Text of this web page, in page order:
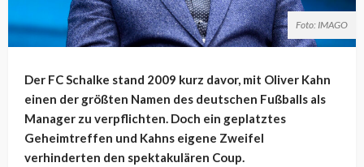
Foto: IMAGO
Der FC Schalke stand 2009 kurz davor, mit Oliver Kahn
einen der größten Namen des deutschen Fußballs als
Manager zu verpflichten. Doch ein geplatztes
Geheimtreffen und Kahns eigene Zweifel
verhinderten den spektakulären Coup.